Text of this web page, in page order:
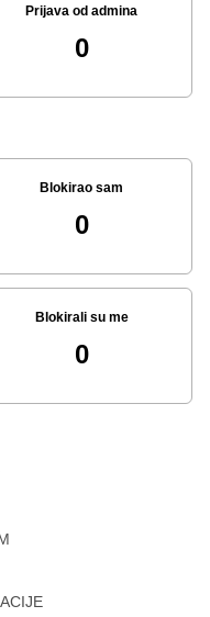
Prijava od admina
0
Blokirao sam
0
Blokirali su me
0